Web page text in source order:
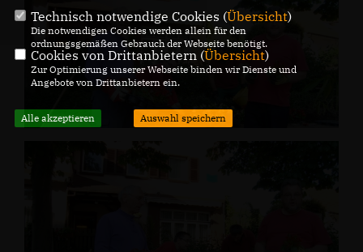
Technisch notwendige Cookies (Übersicht)
Die notwendigen Cookies werden allein für den
ordnungsgemäßen Gebrauch der Webseite benötigt.
Cookies von Drittanbietern (Übersicht)
Zur Optimierung unserer Webseite binden wir Dienste und
Angebote von Drittanbietern ein.
Alle akzeptieren Auswahl speichern